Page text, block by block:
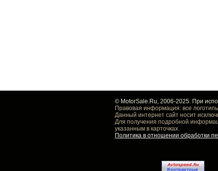
© MotorSale.Ru, 2006-2025. При
Правовая информация: все
Данный интернет сайт носит
Для получения подробной
указанным в карточках.
Политика в отношении обработки